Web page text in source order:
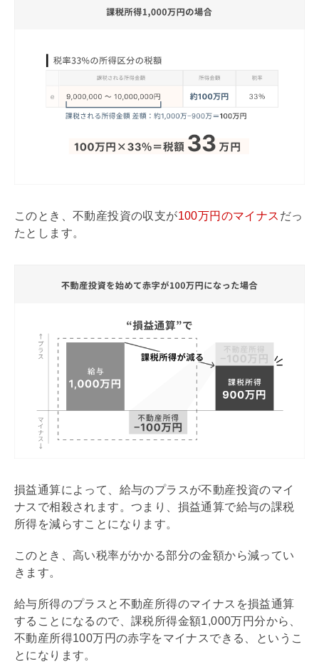
このとき、不動産投資の収支が100万円のマイナス だっ
たとします。
損益通算によって、給与のプラスが不動産投資のマイ
ナスで相殺されます。つまり、損益通算で給与の課税
所得を減らすことになります。
このとき、高い税率がかかる部分の金額から減ってい
きます。
給与所得のプラスと不動産所得のマイナスを損益通算
することになるので、課税所得金額1,000万円分から、
不動産所得100万円の赤字をマイナスできる、というこ
とになります。